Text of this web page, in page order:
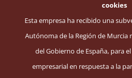
cookies
Esta empresa ha recibido una
Autónoma de la Región de Murcia
del Gobierno de España, para
empresarial en respuesta a la